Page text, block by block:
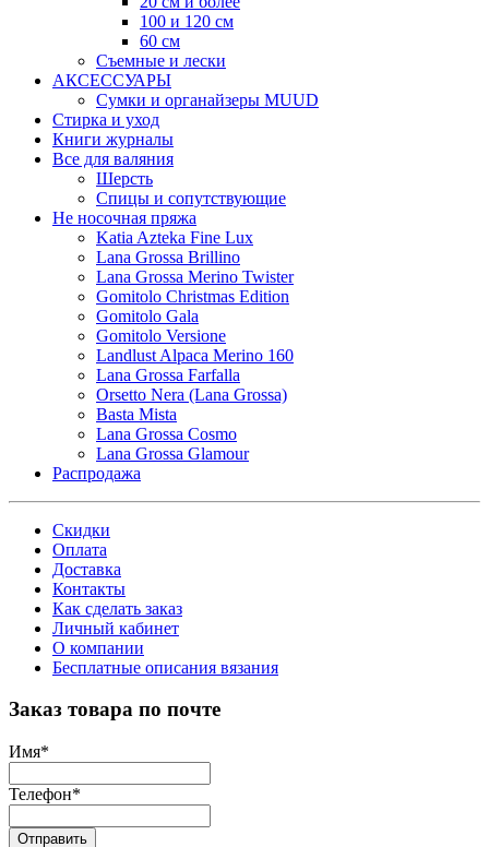
100 и 120 см
60 см
Съемные и лески
АКСЕССУАРЫ
Сумки и органайзеры MUUD
Стирка и уход
Книги журналы
Все для валяния
Шерсть
Спицы и сопутствующие
Не носочная пряжа
Katia Azteka Fine Lux
Lana Grossa Brillino
Lana Grossa Merino Twister
Gomitolo Christmas Edition
Gomitolo Gala
Gomitolo Versione
Landlust Alpaca Merino 160
Lana Grossa Farfalla
Orsetto Nera (Lana Grossa)
Basta Mista
Lana Grossa Cosmo
Lana Grossa Glamour
Распродажа
Скидки
Оплата
Доставка
Контакты
Как сделать заказ
Личный кабинет
О компании
Бесплатные описания вязания
Заказ товара по почте
Имя*
Телефон*
Отправить